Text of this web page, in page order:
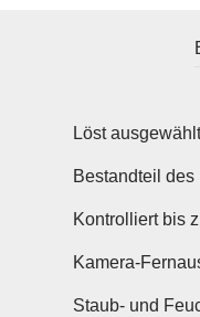
Löst
Bestandteil des
Kontrolliert bis
Kamera-
Staub- und